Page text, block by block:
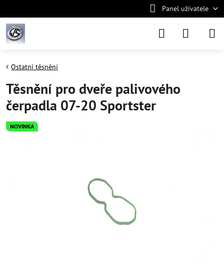
Panel uživatele
NOVINKA
Ostatní těsnění
Těsnění pro dveře palivového
čerpadla 07-20 Sportster